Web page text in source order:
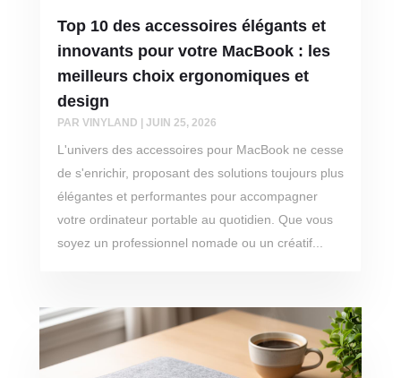
Top 10 des accessoires élégants et
innovants pour votre MacBook : les
meilleurs choix ergonomiques et
design
PAR VINYLAND JUIN 25, 2026
L'univers des accessoires pour MacBook ne cesse
de s'enrichir, proposant des solutions toujours plus
élégantes et performantes pour accompagner
votre ordinateur portable au quotidien. Que vous
soyez un professionnel nomade ou un créatif...